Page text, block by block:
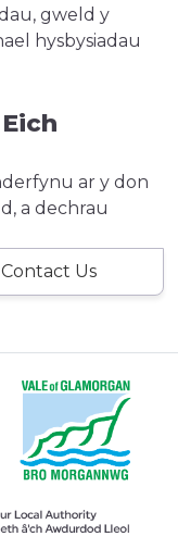
gweld y
hysbysiadau
ar y don
a dechrau
Contact Us